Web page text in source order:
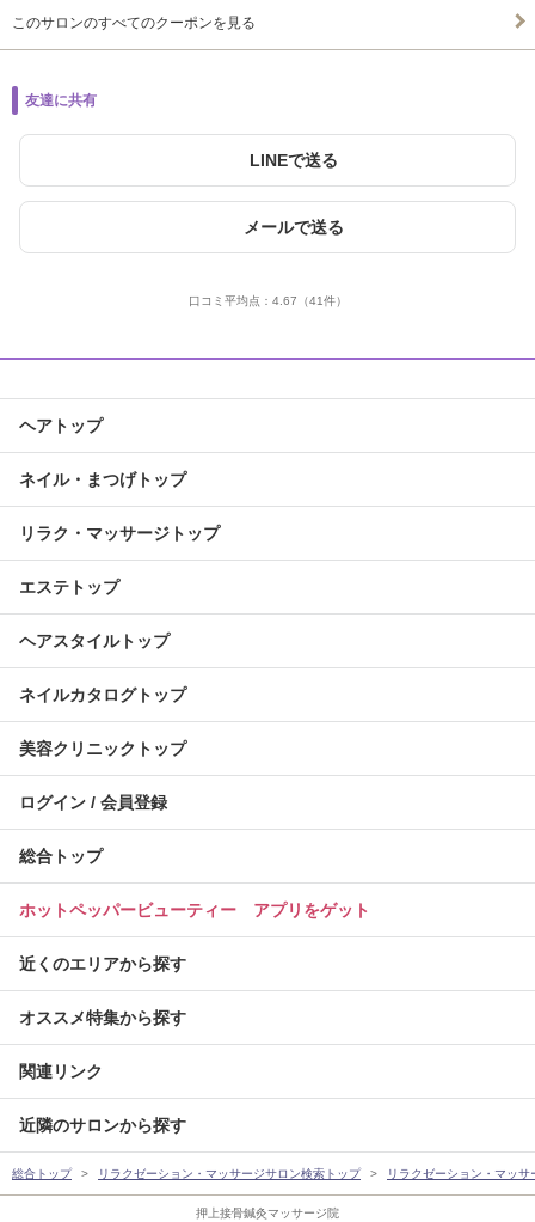
押上接骨鍼灸マッサージ院
このサロンのすべてのクーポンを見る
友達に共有
LINEで送る
メールで送る
口コミ平均点： 4.67 （41件）
ヘアトップ
ネイル・まつげトップ
リラク・マッサージトップ
エステトップ
ヘアスタイルトップ
ネイルカタログトップ
美容クリニックトップ
ログイン / 会員登録
総合トップ
ホットペッパービューティー アプリをゲット
近くのエリアから探す
オススメ特集から探す
関連リンク
近隣のサロンから探す
総合トップ リラクゼーション・マッサージサロン検索トップ リラクゼーション・マッ